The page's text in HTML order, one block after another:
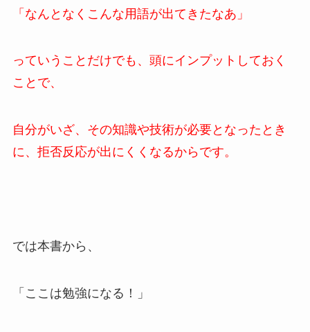
「なんとなくこんな用語が出てきたなあ」
っていうことだけでも、頭にインプットしておく
ことで、
自分がいざ、その知識や技術が必要となったとき
に、拒否反応が出にくくなるからです。
では本書から、
「ここは勉強になる！」